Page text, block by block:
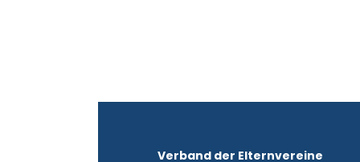
Verband der Elternvereine